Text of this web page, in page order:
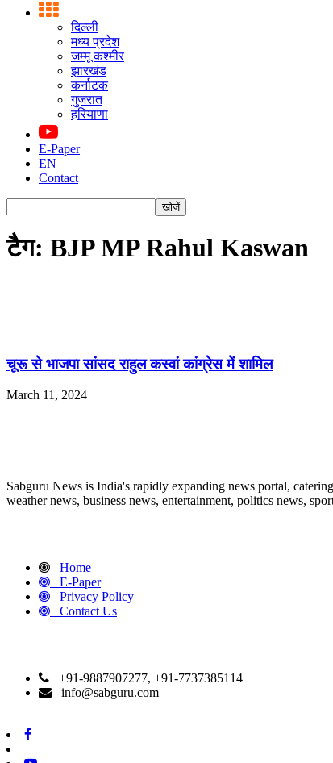
दिल्ली
मध्य प्रदेश
जम्मू कश्मीर
झारखंड
कर्नाटक
गुजरात
हरियाणा
E-Paper
EN
Contact
टैग: BJP MP Rahul Kaswan
चूरू से भाजपा सांसद राहुल कस्वां कांग्रेस में शामिल
March 11, 2024
Sabguru News is India's rapidly expanding news portal,
weather news, business news, entertainment, politics news,
Home
E-Paper
Privacy Policy
Contact Us
+91-9887907277, +91-7737385114
info@sabguru.com